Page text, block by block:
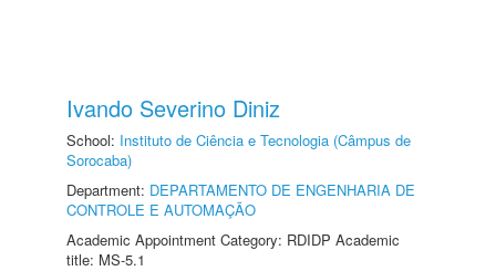
Ivando Severino Diniz
School: Instituto de Ciência e Tecnologia (Câmpus de
Sorocaba)
Department: DEPARTAMENTO DE ENGENHARIA DE
CONTROLE E AUTOMAÇÃO
Academic Appointment Category: RDIDP Academic
title: MS-5.1